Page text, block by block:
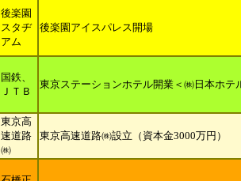
後楽園
スタヂ
アム
後楽園アイスパレス開場
国鉄、
ＪＴＢ
東京ステーションホテル開業＜㈱日本ホテ
東京高
速道路
㈱
東京高速道路㈱設立（資本金3000万円）